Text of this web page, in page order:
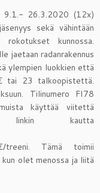
9.1.- 26.3.2020 (12x)
sekä vähintään
kunnossa.
jaetaan radanrakennus
ylempien luokkien että
tai 23 talkoopistettä.
Tilinumero FI78
käyttää viitettä
linkin kautta
treeni. Tämä toimii
olet menossa ja liitä